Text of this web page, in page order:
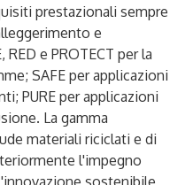
prestazionali sempre
e
e PROTECT per la
SAFE per applicazioni
PURE per applicazioni
La gamma
materiali riciclati e di
l'impegno
sostenibile,